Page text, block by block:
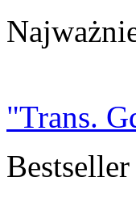
"Trans.